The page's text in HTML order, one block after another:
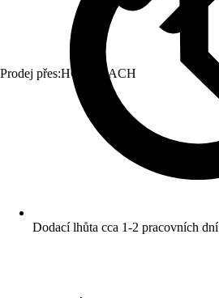
Prodej přes:HORNBACH
Dodací lhůta cca 1-2 pracovních dní